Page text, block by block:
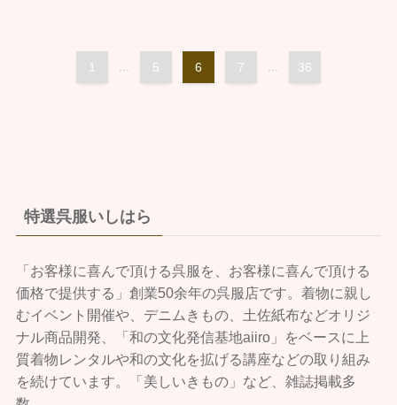
1 5 6 7 36
特選呉服いしはら
「お客様に喜んで頂ける呉服を、お客様に喜んで頂ける
価格で提供する」創業50余年の呉服店です。着物に親し
むイベント開催や、デニムきもの、土佐紙布などオリジ
ナル商品開発、「和の文化発信基地aiiro」をベースに上
質着物レンタルや和の文化を拡げる講座などの取り組み
を続けています。「美しいきもの」など、雑誌掲載多